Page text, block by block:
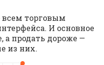
всем торговым
И основное
а продать дороже —
из них.